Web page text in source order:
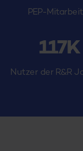
PEP-
117K
Nutzer der R&R